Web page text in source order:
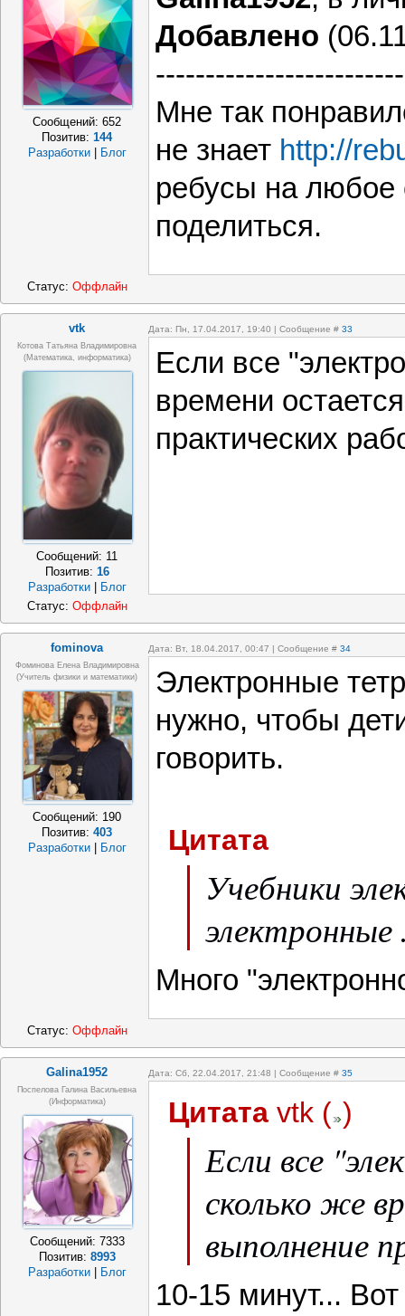
Сообщений:652
Позитив:144
Разработки
Блог
Добавлено
Мне так
не знает http://
ребусы на любое
поделиться.
Статус: Оффлайн
vtk Дата: Пн, 17.04.2017, 19:40 | Сообщение # 33
Котова Татьяна Владимировна
(математика, информатика)
Сообщений: 11
Позитив: 16
Разработки | Блог
Если все
времени
практических
Статус: Оффлайн
fominova Дата: Вт, 18.04.2017, 00:47 | Сообщение # 34
Фоминова Елена Владимировна
(учитель физики и математики)
Сообщений: 190
Позитив:403
Разработки
Блог
Электронные
нужно, чтобы
говорить.
Цитата
Учебники
электронные
Много
Статус: Оффлайн
Galina1952 Дата: Сб, 22.04.2017, 21:48 | Сообщение # 35
Поспелова Галина Васильевна
(информатика)
Сообщений: 7333
Позитив: 8993
Разработки
Блог
Цитата vtk ( )
Если все
сколько же
выполнение
10-15 минут...